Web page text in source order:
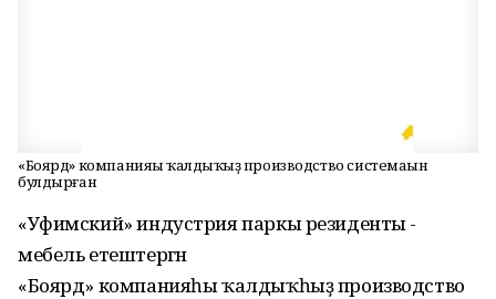
«Боярд» компанияһы ҡалдыҡһыҙ производство системаһын
булдырған
«Уфимский» индустрия паркы резиденты -
мебель етештергән
«Боярд» компанияһы ҡалдыҡһыҙ производство